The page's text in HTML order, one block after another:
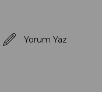
Yorum Yaz